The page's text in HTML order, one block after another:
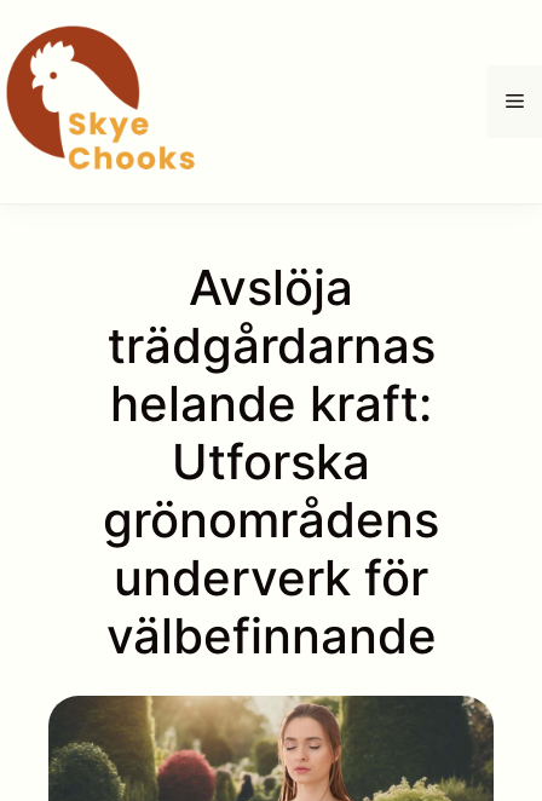
innehåll
Avslöja
trädgårdarnas
helande kraft:
Utforska
grönområdens
underverk för
välbefinnande